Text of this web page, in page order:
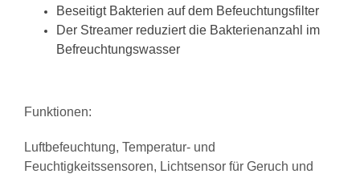
Beseitigt Bakterien auf dem Befeuchtungsfilter
Der Streamer reduziert die Bakterienanzahl im
Befreuchtungswasser
Funktionen:
Luftbefeuchtung, Temperatur- und
Feuchtigkeitssensoren, Lichtsensor für Geruch und